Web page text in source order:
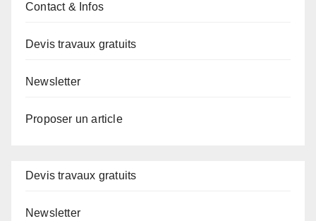
Contact & Infos
Devis travaux gratuits
Newsletter
Proposer un article
Devis travaux gratuits
Newsletter